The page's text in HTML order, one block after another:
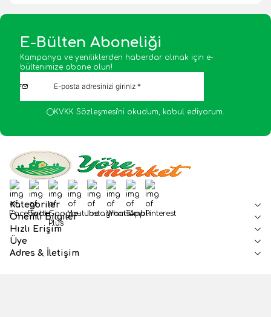
E-Bülten Aboneliği
Kampanya ve yeniliklerden haberdar olmak için e-
bültenimize abone olun!
KVKK Sözleşmesi'niokudum, kabul ediyorum.
Facebook
TwitterGoogle-Plus
YoutubeInstagram
WhatsApp
TumblrPinterest
Kategoriler
Önemli Bilgiler
Hızlı Erişim
Üye
Adres & İletişim